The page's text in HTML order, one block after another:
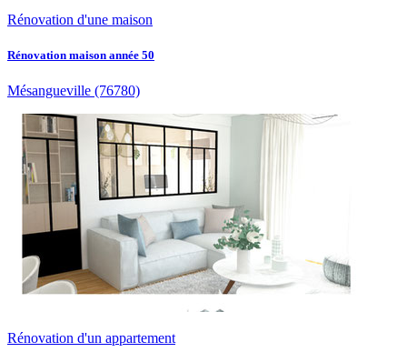
Rénovation d'une maison
Rénovation maison année 50
Mésangueville (76780)
Rénovation d'un appartement